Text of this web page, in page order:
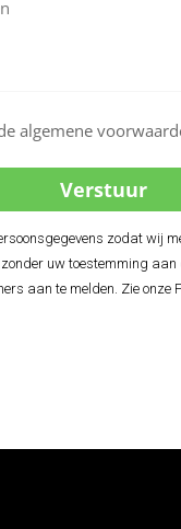
algemene
zodat wij
uw toestemming
aan te melden. Zie onze